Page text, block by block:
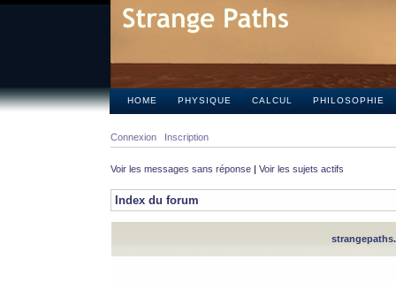
HOME PHYSIQUE CALCUL PHILOSOPHIE
Connexion Inscription
Voir les messages sans réponse | Voir les sujets actifs
Index du forum